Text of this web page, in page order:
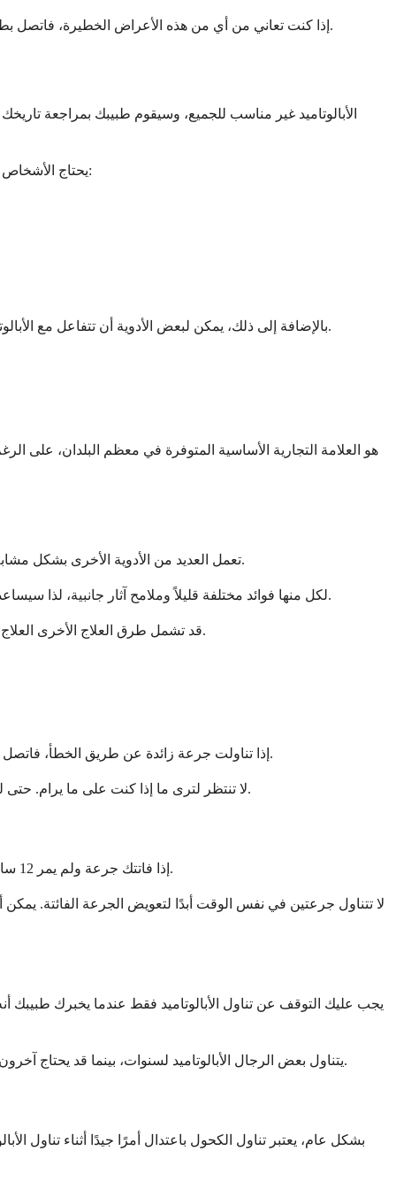
إذا كنت تعاني من أي من هذه الأعراض الخطيرة، فاتصل بطبيبك على الفور أو اطلب الرعاية الطبية الطارئة. تذكر، فريق الرعاية الصحية الخاص بك موجود لمساعدتك في التغلب على أي تحديات تواجهك.
الأبالوتاميد غير مناسب للجميع، وسيقوم طبيبك بمراجعة
يحتاج الأشخاص الذين يعانون من حالات طبية معينة إلى اعتبار خاص قبل البدء في تناول الأبالوتاميد. سيقوم طبيبك بتقييم صحتك العامة للتأكد من أنها آمنة لك:
بالإضافة إلى ذلك، يمكن لبعض الأدوية أن تتفاعل مع الأبالوتاميد، مما قد يجعله أقل فعالية أو يزيد من الآثار الجانبية. أخبر طبيبك دائمًا عن جميع الأدوية والمكملات الغذائية والمنتجات العشبية التي تتناولها.
تعمل العديد من الأدوية الأخرى بشكل مشابه للأبالوتاميد في علاج سرطان البروستاتا المتقدم. قد يفكر طبيبك في هذه البدائل إذا لم يكن الأبالوتاميد مناسبًا لك أو توقف عن العمل بفعالية.
تشمل البدائل الرئيسية إنزالوتاميد (Xtandi) ودارولوتاميد (Nubeqa) وبيكالوتاميد (Casodex). لكل منها فوائد مختلفة قليلاً وملامح آثار جانبية، لذا سيساعدك طبيبك في اختيار الخيار الأفضل لحالتك المحددة.
قد تشمل طرق العلاج الأخرى العلاج الكيميائي أو العلاج المناعي أو العلاجات المستهدفة الأحدث. يعتمد الخيار الأفضل على خصائص السرطان وصحتك العامة وتفضيلاتك الشخصية.
إذا تناولت جرعة زائدة عن طريق الخطأ، فاتصل بطبيبك أو مركز مكافحة السموم على الفور. يمكن أن يؤدي تناول الكثير من الأبالوتاميد إلى زيادة خطر الآثار الجانبية الخطيرة، وخاصة النوبات.
لا تنتظر لترى ما إذا كنت على ما يرام. حتى لو كنت لا تعاني من أعراض، فمن المهم الحصول على المشورة الطبية على الفور. يمكن لطبيبك مراقبتك وتقديم الرعاية المناسبة إذا لزم الأمر.
إذا فاتتك جرعة ولم يمر 12 ساعة على وقتك المعتاد، فتناولها في أقرب وقت ممكن. إذا مر أكثر من 12 ساعة، فتخط الجرعة الفائتة وتناول الجرعة التالية في الوقت المحدد.
لا تتناول جرعتين في نفس الوقت أبدًا لتعويض الجرعة الفائتة.
يجب عليك التوقف عن تناول الأبالوتاميد فقط عندما يخبرك طبيبك
يتناول بعض الرجال الأبالوتاميد لسنوات، بينما قد يحتاج آخرون إلى تغيير العلاجات في وقت أقرب. سيستخدم طبيبك اختبارات الدم والفحوصات وكيف تشعر لتحديد أفضل وقت للتوقف عن العلاج أو تغييره.
بشكل عام، يعتبر تناول الكحول باعتدال أمرًا جيدًا أثناء تناول